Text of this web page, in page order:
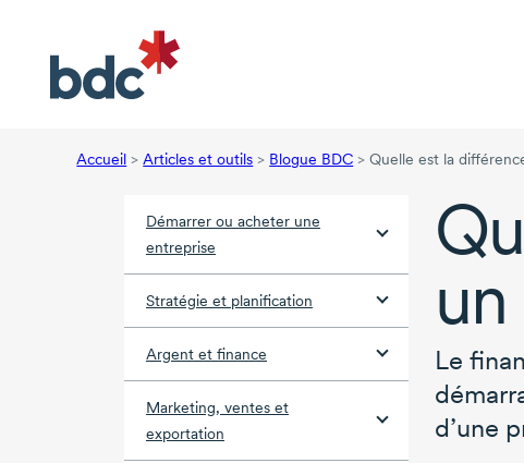
Accueil > Articles et outils > Blogue BDC > Quelle est la
Démarrer ou acheter une
entreprise
Stratégie et planification
Argent et finance
Marketing, ventes et
exportation
Le
d’une